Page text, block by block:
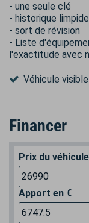
- une seule clé
- historique
- sort de révision
- Liste
l'exactitude avec
Véhicule
Financer
Prix du véhicule
Apport en €